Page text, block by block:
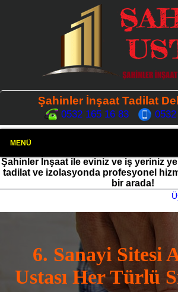
Şahinler İnşaat Tadilat
0532 165 16 83
MENÜ
Şahinler İnşaat ile eviniz ve iş yeriniz
tadilat ve izolasyonda profesyonel
bir arada!
6. Sanayi Sitesi
Ustası Her Türlü